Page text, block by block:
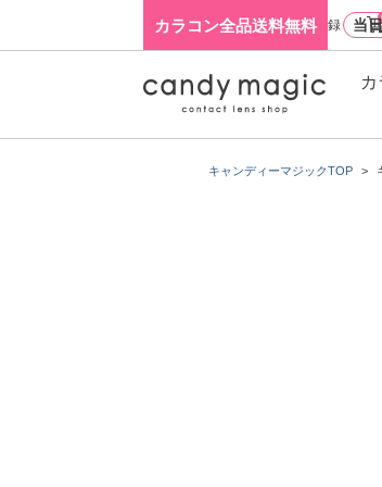
カラコン全品送料無料 当
キャンディーマジックTOP
ログイン・新規会員登録